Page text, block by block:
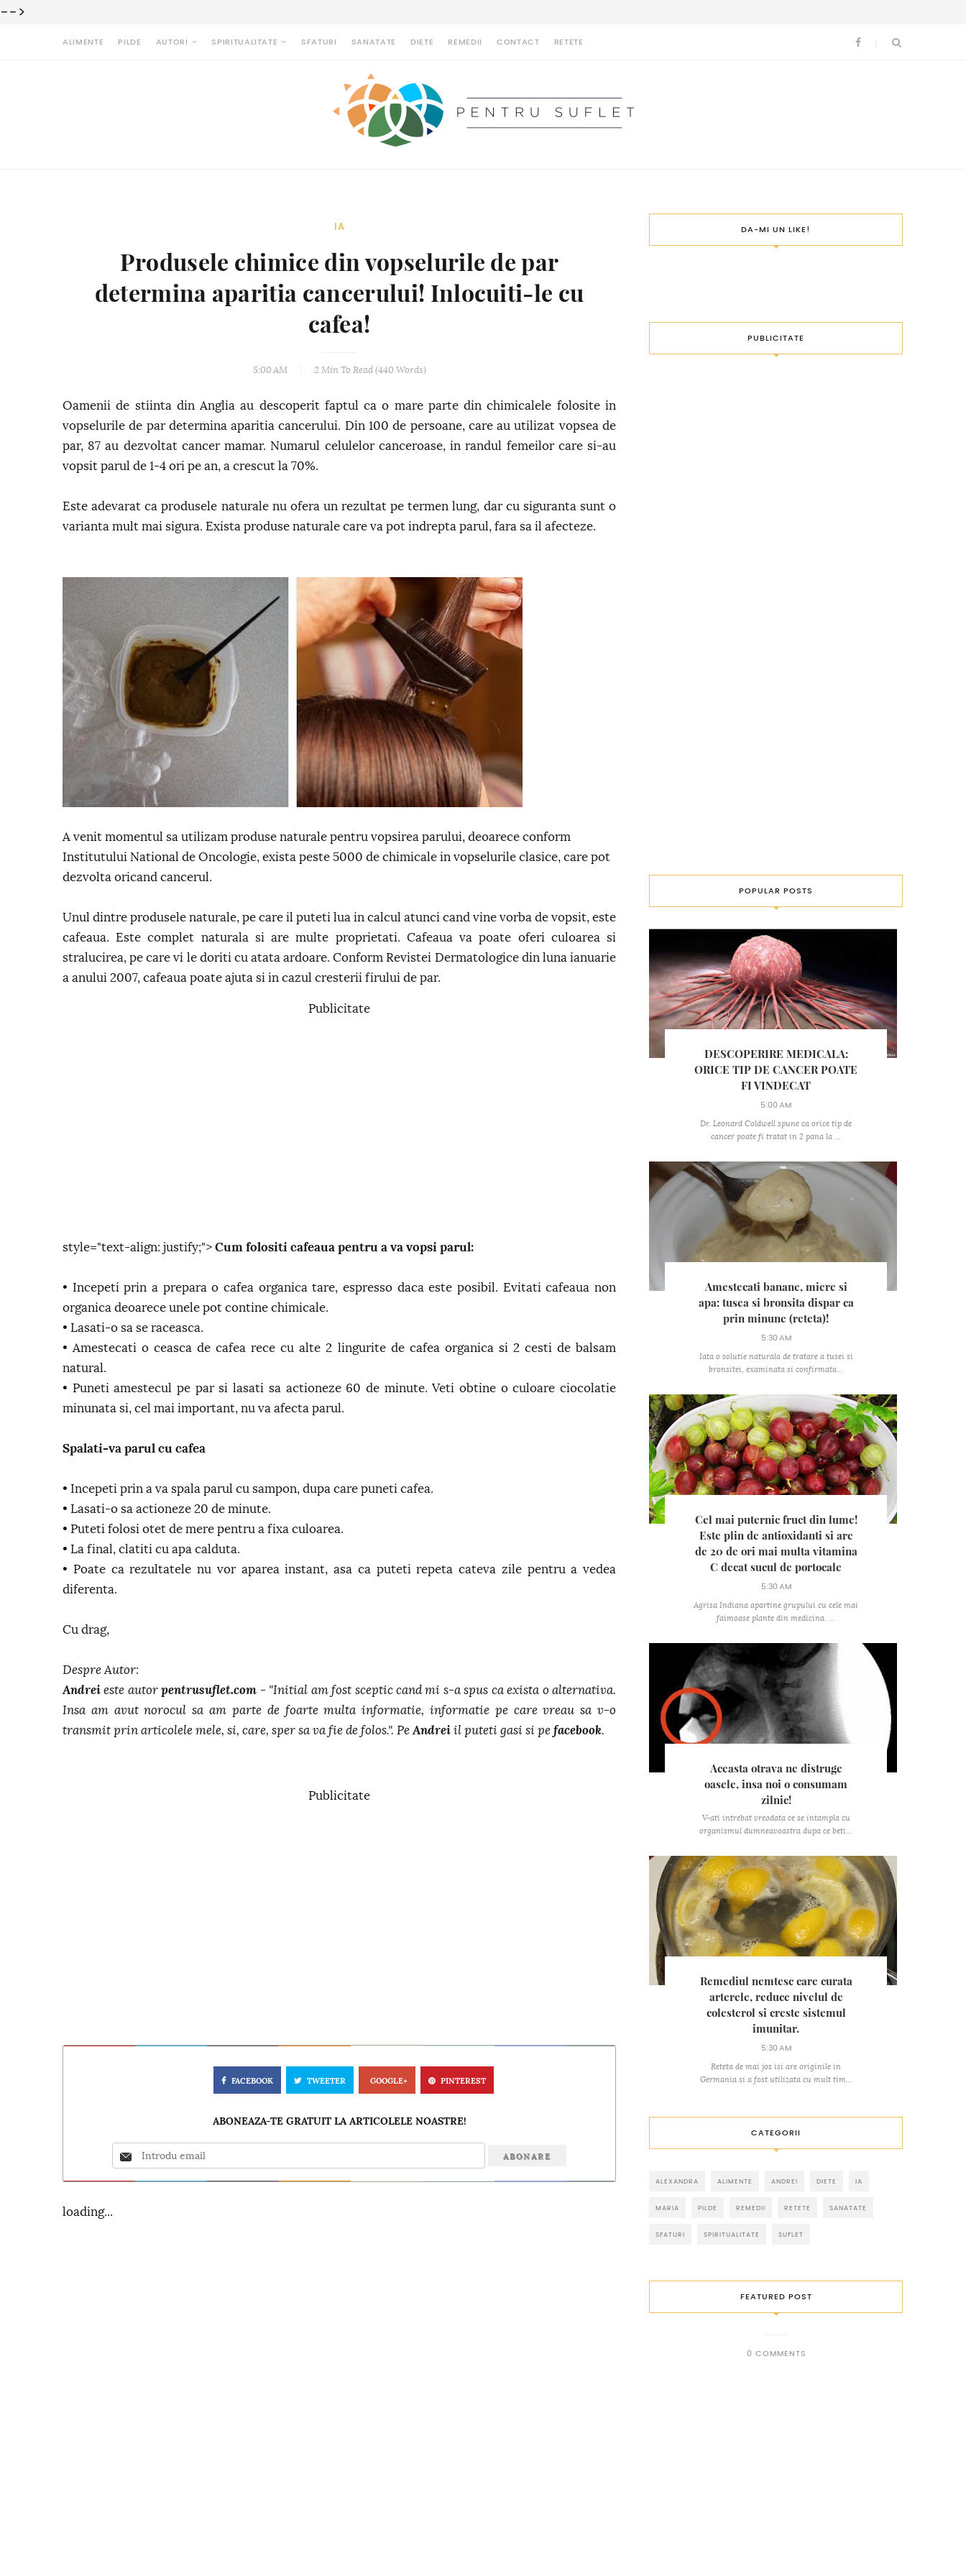
-->
ALIMENTE PILDE AUTORI SPIRITUALITATE SFATURI SANATATE DIETE REMEDII CONTACT RETETE
IA
Produsele chimice din vopselurile de par
determina aparitia cancerului! Inlocuiti-le cu
cafea!
5:00 AM 2 MinTo Read (440 Words)
Oamenii de stiinta din Anglia au descoperit faptul ca o mare parte din chimicalele folosite in
vopselurile de par determina aparitia cancerului. Din 100 de persoane, care au utilizat vopsea de
par, 87 au dezvoltat cancer mamar. Numarul celulelor canceroase, in randul femeilor care si-au
vopsit parul de 1-4 ori pe an, a crescut la 70%.
Este adevarat ca produsele naturale nu ofera un rezultat pe termen lung, dar cu siguranta sunt o
varianta mult mai sigura. Exista produse naturale care va pot indrepta parul, fara sa il afecteze.
A venit momentul sa utilizam produse naturale pentru vopsirea parului, deoarece conform
Institutului National de Oncologie, exista peste 5000 de chimicale in vopselurile clasice, care pot
dezvolta oricand cancerul.
Unul dintre produsele naturale, pe care il puteti lua in calcul atunci cand vine vorba de vopsit, este
cafeaua. Este complet naturala si are multe proprietati. Cafeaua va poate oferi culoarea si
stralucirea, pe care vi le doriti cu atata ardoare. Conform Revistei Dermatologice din luna ianuarie
a anului 2007, cafeaua poate ajuta si in cazul cresterii firului de par.
Publicitate
style="text-align: justify;"> Cum folositi cafeaua pentru a va vopsi parul:
• Incepeti prin a prepara o cafea organica tare, espresso daca este posibil. Evitati cafeaua non
organica deoarece unele pot contine chimicale.
• Lasati-o sa se raceasca.
• Amestecati o ceasca de cafea rece cu alte 2 lingurite de cafea organica si 2 cesti de balsam
natural.
• Puneti amestecul pe par si lasati sa actioneze 60 de minute. Veti obtine o culoare ciocolatie
minunata si, cel mai important, nu va afecta parul.
Spalati-va parul cu cafea
• Incepeti prin a va spala parul cu sampon, dupa care puneti cafea.
• Lasati-o sa actioneze 20 de minute.
• Puteti folosi otet de mere pentru a fixa culoarea.
• La final, clatiti cu apa calduta.
• Poate ca rezultatele nu vor aparea instant, asa ca puteti repeta cateva zile pentru a vedea
diferenta.
Cu drag,
Despre Autor:
Andrei este autorpentrusuflet.com - "Initial am fost sceptic cand mi s-a spus ca exista o alternativa.
Insa am avut norocul sa am parte de foarte multa informatie, informatie pe care vreau sa v-o
transmit prin articolele mele, si, care, sper sa va fie de folos.". Pe Andrei il puteti gasi si pe facebook.
Publicitate
FACEBOOK TWEETER GOOGLE+ PINTEREST
ABONEAZA-TE GRATUIT LA ARTICOLELE NOASTRE!
loading...
DA-MI UN LIKE!
PUBLICITATE
POPULAR POSTS
DESCOPERIRE MEDICALA:
ORICE TIP DE CANCER POATE
FI VINDECAT
5:00 AM
Dr. Leonard Coldwell spune ca orice tip de
cancer poate fi tratat in 2 pana la ...
Amestecati banane, miere si
apa: tusea si bronsita dispar ca
prin minune (reteta)!
5:30 AM
Iata o solutie naturala de tratare a tusei si
bronsitei, examinata si confirmata...
Cel mai puternic fruct din lume!
Este plin de antioxidanti si are
de 20 de ori mai multa vitamina
C decat sucul de portocale
5:30 AM
Agrisa Indiana apartine grupului cu cele mai
faimoase plante din medicina. ...
Aceasta otrava ne distruge
oasele, insa noi o consumam
zilnic!
V-ati intrebat vreodata ce se intampla cu
organismul dumneavoastra dupa ce beti...
Remediul nemtesc care curata
arterele, reduce nivelul de
colesterol si creste sistemul
imunitar.
5:30 AM
Reteta de mai jos isi are originile in
Germania si a fost utilizata cu mult tim...
CATEGORII
ALEXANDRA ALIMENTE ANDREI DIETE IA
MARIA PILDE REMEDII RETETE SANATATE
SFATURI SPIRITUALITATE SUFLET
FEATURED POST
0 COMMENTS